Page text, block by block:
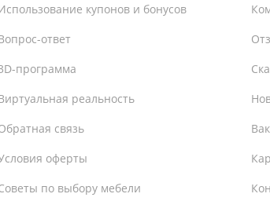
купонов и бонусов
ответ
программа
реальность
связь
оферты
по выбору мебели